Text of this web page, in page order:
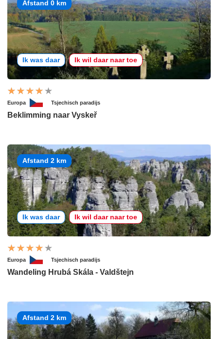
Afstand 0 km
Ik was daar Ik wil daar naar toe
Europa Tsjechisch paradijs
Beklimming naar Vyskeř
Afstand 2 km
Ik was daar Ik wil daar naar toe
Europa Tsjechisch paradijs
Wandeling Hrubá Skála - Valdštejn
Afstand 2 km